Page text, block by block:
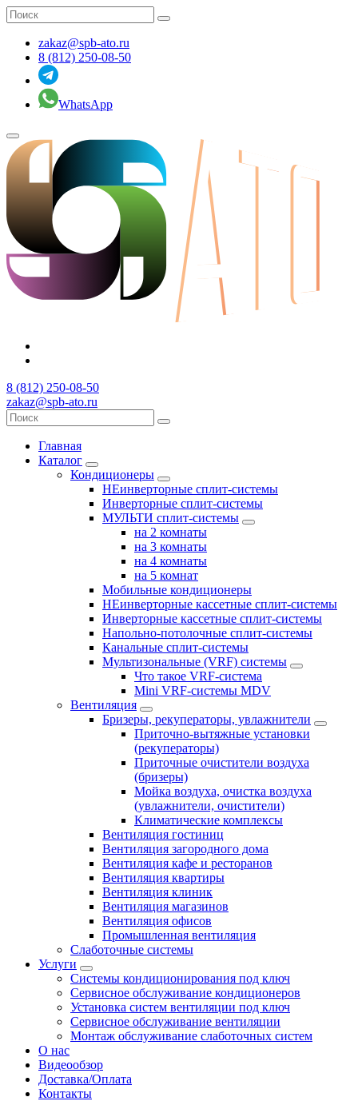
zakaz@spb-ato.ru
8 (812) 250-08-50
WhatsApp
8 (812) 250-08-50
zakaz@spb-ato.ru
Главная
Каталог
Кондиционеры
НЕинверторные сплит-системы
Инверторные сплит-системы
МУЛЬТИ сплит-системы
на 2 комнаты
на 3 комнаты
на 4 комнаты
на 5 комнат
Мобильные кондиционеры
НЕинверторные кассетные сплит-системы
Инверторные кассетные сплит-системы
Напольно-потолочные сплит-системы
Канальные сплит-системы
Мультизональные (VRF) системы
Что такое VRF-система
Mini VRF-системы MDV
Вентиляция
Бризеры, рекуператоры, увлажнители
Приточно-вытяжные установки
(рекуператоры)
Приточные очистители воздуха
(бризеры)
Мойка воздуха, очистка воздуха
(увлажнители, очистители)
Климатические комплексы
Вентиляция гостиниц
Вентиляция загородного дома
Вентиляция кафе и ресторанов
Вентиляция квартиры
Вентиляция клиник
Вентиляция магазинов
Вентиляция офисов
Промышленная вентиляция
Слаботочные системы
Услуги
Системы кондиционирования под ключ
Сервисное обслуживание кондиционеров
Установка систем вентиляции под ключ
Сервисное обслуживание вентиляции
Монтаж обслуживание слаботочных систем
О нас
Видеообзор
Доставка/Оплата
Контакты